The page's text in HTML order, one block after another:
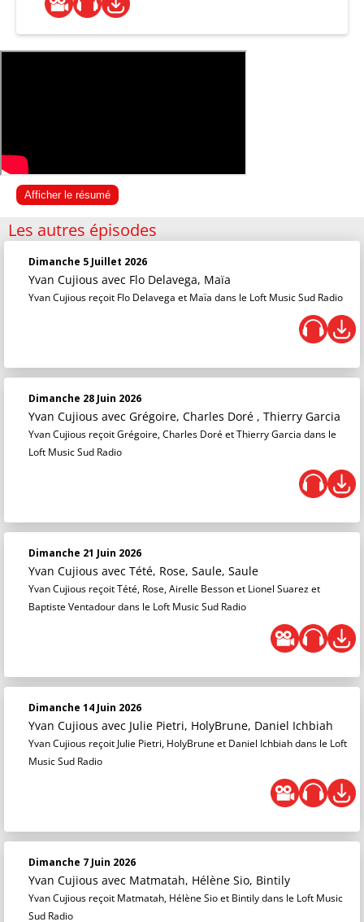
Afficher le résumé
Les autres épisodes
Dimanche 5 Juillet 2026
Yvan Cujious avec Flo Delavega, Maïa
Yvan Cujious reçoit Flo Delavega et Maïa dans le Loft Music Sud Radio
Dimanche 28 Juin 2026
Yvan Cujious avec Grégoire, Charles Doré , Thierry Garcia
Yvan Cujious reçoit Grégoire, Charles Doré et Thierry Garcia dans le
Loft Music Sud Radio
Dimanche 21 Juin 2026
Yvan Cujious avec Tété, Rose, Saule, Saule
Yvan Cujious reçoit Tété, Rose, Airelle Besson et Lionel Suarez et
Baptiste Ventadour dans le Loft Music Sud Radio
Dimanche 14 Juin 2026
Yvan Cujious avec Julie Pietri, HolyBrune, Daniel Ichbiah
Yvan Cujious reçoit Julie Pietri, HolyBrune et Daniel Ichbiah dans le Loft
Music Sud Radio
Dimanche 7 Juin 2026
Yvan Cujious avec Matmatah, Hélène Sio, Bintily
Yvan Cujious reçoit Matmatah, Hélène Sio et Bintily dans le Loft Music
Sud Radio